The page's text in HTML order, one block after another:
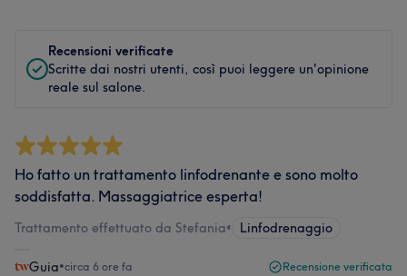
Recensioni verificate
Scritte dai nostri utenti, così puoi leggere un'opinione
reale sul salone.
Ho fatto un trattamento linfodrenante e sono molto
soddisfatta. Massaggiatrice esperta!
Trattamento effettuato da Stefania• Linfodrenaggio
Guia•circa 6 ore fa Recensione verificata